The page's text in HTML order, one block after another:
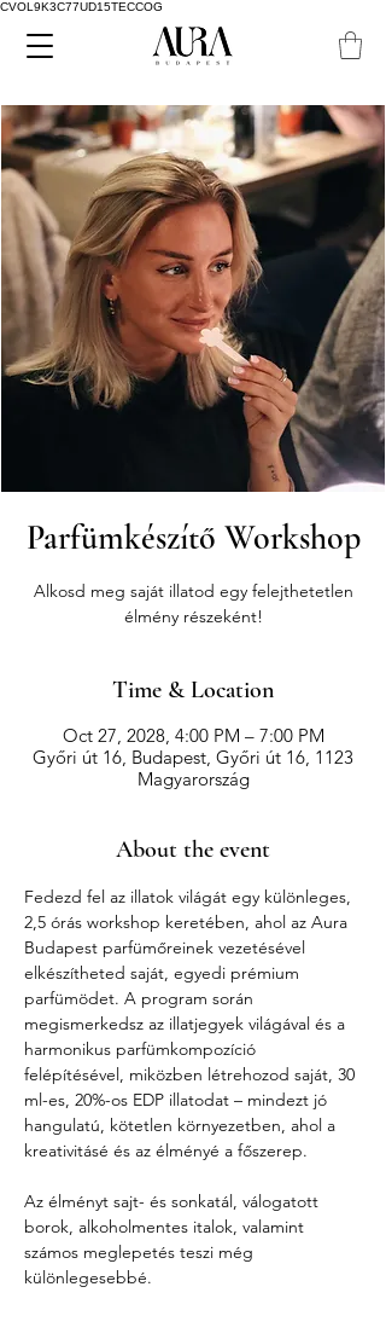
CVOL9K3C77UD15TECCOG
Parfümkészítő Workshop
Alkosd meg saját illatod egy felejthetetlen
élmény részeként!
Time & Location
Oct 27, 2028, 4:00 PM – 7:00 PM
Győri út 16, Budapest, Győri út 16, 1123
Magyarország
About the event
Fedezd fel az illatok világát egy különleges,
2,5 órás workshop keretében, ahol az Aura
Budapest parfümőreinek vezetésével
elkészítheted saját, egyedi prémium
parfümödet. A program során
megismerkedsz az illatjegyek világával és a
harmonikus parfümkompozíció
felépítésével, miközben létrehozod saját, 30
ml-es, 20%-os EDP illatodat – mindezt jó
hangulatú, kötetlen környezetben, ahol a
kreativitásé és az élményé a főszerep.
Az élményt sajt- és sonkatál, válogatott
borok, alkoholmentes italok, valamint
számos meglepetés teszi még
különlegesebbé.